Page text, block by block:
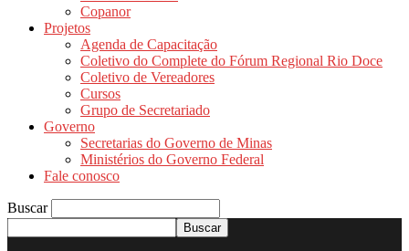
Copanor
Projetos
Agenda de Capacitação
Coletivo do Complete do Fórum Regional Rio Doce
Coletivo de Vereadores
Cursos
Grupo de Secretariado
Governo
Secretarias do Governo de Minas
Ministérios do Governo Federal
Fale conosco
Buscar